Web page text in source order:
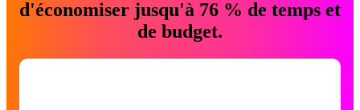
d'économiser jusqu'à 76 % de temps et
de budget.